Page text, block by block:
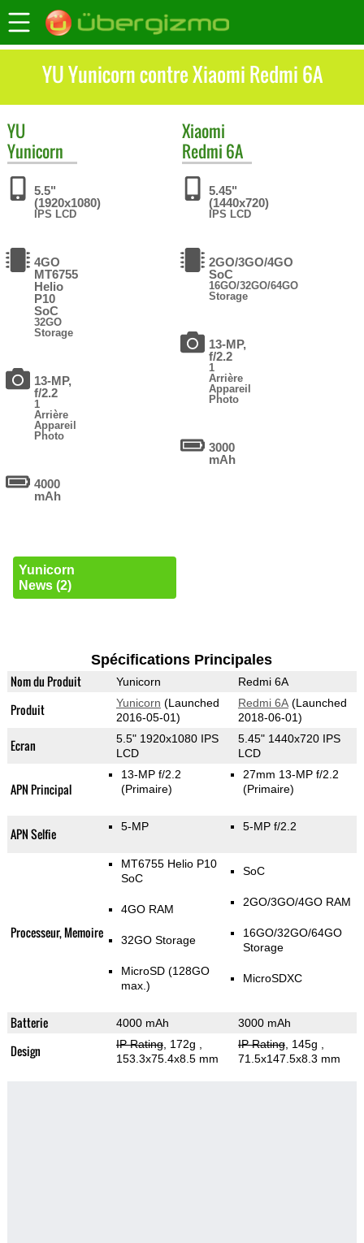
YU Yunicorn contre Xiaomi Redmi 6A
YU
Yunicorn
5.5"
(1920x1080)
IPS LCD
4GO
MT6755
Helio
P10
SoC
32GO
Storage
13-MP,
f/2.2
1
Arrière
Appareil
Photo
4000
mAh
Yunicorn
News (2)
Xiaomi
Redmi 6A
5.45"
(1440x720)
IPS LCD
2GO/3GO/4GO
SoC
16GO/32GO/64GO
Storage
13-MP,
f/2.2
1
Arrière
Appareil
Photo
3000
mAh
Spécifications Principales
Nom du Produit Yunicorn Redmi 6A
Produit Yunicorn (Launched
2016-05-01)
Redmi 6A(Launched
2018-06-01)
Ecran
5.5" 1920x1080 IPS
LCD
5.45" 1440x720 IPS
LCD
APN Principal
13-MP f/2.2
(Primaire)
27mm 13-MP f/2.2
(Primaire)
APN Selfie 5-MP 5-MP f/2.2
Processeur, Memoire
MT6755 Helio P10
SoC
4GO RAM
32GO Storage
MicroSD (128GO
max.)
SoC
2GO/3GO/4GO RAM
16GO/32GO/64GO
Storage
MicroSDXC
Batterie 4000 mAh 3000 mAh
Design IP Rating, 172g
153.3x75.4x8.5 mm
IP Rating, 145g
71.5x147.5x8.3 mm